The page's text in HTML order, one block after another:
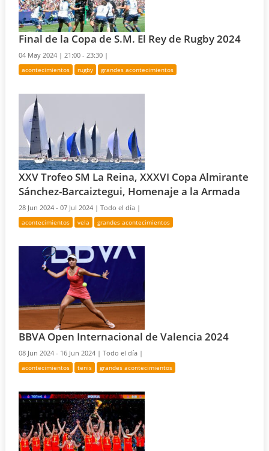
Final de la Copa de S.M. El Rey de Rugby 2024
04 May 2024 |21:00 - 23:30 |
acontecimientos rugby grandes acontecimientos
XXV Trofeo SM La Reina, XXXVI Copa Almirante
Sánchez-Barcaiztegui, Homenaje a la Armada
28 Jun 2024 - 07 Jul 2024 |Todo el día |
acontecimientos vela grandes acontecimientos
BBVA Open Internacional de Valencia 2024
08 Jun 2024 - 16 Jun 2024 |Todo el día |
acontecimientos tenis grandes acontecimientos